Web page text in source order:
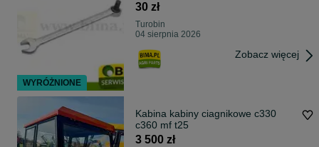
30 zł
Turobin
04 sierpnia 2026
Zobacz więcej
Kabina kabiny ciagnikowe c330
c360 mf t25
3 500 zł
WYRÓŻNIONE